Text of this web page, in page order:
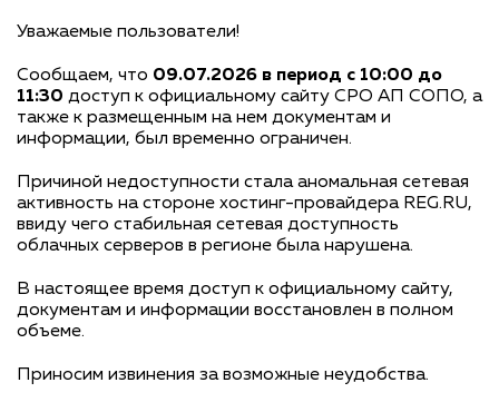
Уважаемые пользователи!
Сообщаем, что 09.07.2026 в период с 10:00 до
11:30 доступ к официальному сайту СРО АП СОПО, а
также к размещенным на нем документам и
информации, был временно ограничен.
Причиной недоступности стала аномальная сетевая
активность на стороне хостинг-провайдера REG.RU,
ввиду чего стабильная сетевая доступность
облачных серверов в регионе была нарушена.
В настоящее время доступ к официальному сайту,
документам и информации восстановлен в полном
объеме.
Приносим извинения за возможные неудобства.